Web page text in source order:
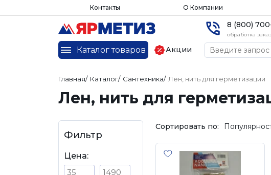
Контакты О Компании
8 (800)
обработка
Каталог товаров Акции
Главная/ Каталог/ Сантехника/ Лен, нить для герметизации
Лен, нить для
Фильтр
Цена:
Сортировать по: